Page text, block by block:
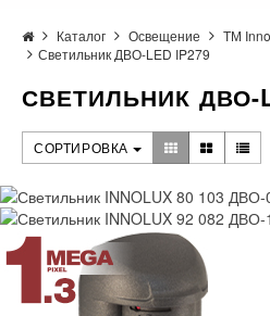
Каталог Освещение
ТМ
Светильник ДВО-LED IP279
СВЕТИЛЬНИК ДВО-
СОРТИРОВКА